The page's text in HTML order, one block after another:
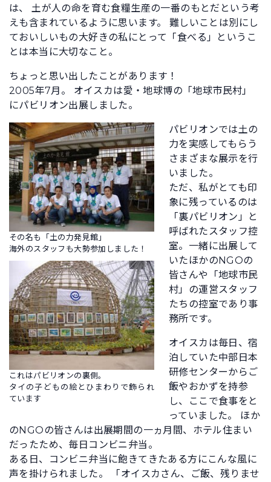
は、 土が人の命を育む食糧生産の一番のもとだという考
えも含まれているように思います。 難しいことは別にし
ておいしいもの大好きの私にとって「食べる」というこ
とは本当に大切なこと。
ちょっと思い出したことがあります！
2005年7月。 オイスカは愛・地球博の「地球市民村」
にパビリオン出展しました。
その名も「土の力発見館」
海外のスタッフも大勢参加しました！
これはパビリオンの裏側。
タイの子どもの絵とひまわりで飾られ
ています
パビリオンでは土の
力を実感してもらう
さまざまな展示を行
いました。
ただ、私がとても印
象に残っているのは
「裏パビリオン」と
呼ばれたスタッフ控
室。一緒に出展して
いたほかのNGOの
皆さんや「地球市民
村」の運営スタッフ
たちの控室であり事
務所です。
オイスカは毎日、宿
泊していた中部日本
研修センターからご
飯やおかずを持参
し、ここで食事をと
っていました。 ほか
のNGOの皆さんは出展期間の一ヵ月間、ホテル住まい
だったため、毎日コンビニ弁当。
ある日、コンビニ弁当に飽きてきたある方にこんな風に
声を掛けられました。 「オイスカさん、ご飯、残りませ